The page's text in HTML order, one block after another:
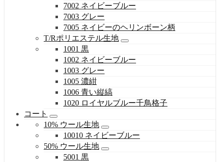
7002 ネイビーブルー
7003 グレー
7005 ネイビーのヘリンボーン柄
T/Rポリエステル生地
1001 黒
1002 ネイビーブルー
1003 グレー
1005 濃紺
1006 青い縦縞
1020 ロイヤルブルー千鳥格子
コート
10% ウール生地
10010 ネイビーブルー
50% ウール生地
5001 黒